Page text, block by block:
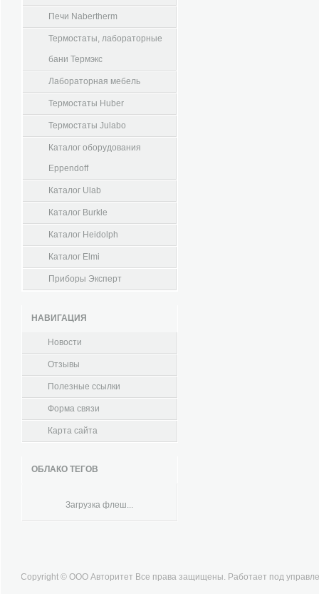
Печи Nabertherm
Термостаты, лабораторные
бани Термэкс
Лабораторная мебель
Термостаты Huber
Термостаты Julabo
Каталог оборудования
Eppendoff
Каталог Ulab
Каталог Burkle
Каталог Heidolph
Каталог Elmi
Приборы Эксперт
НАВИГАЦИЯ
Новости
Отзывы
Полезные ссылки
Форма связи
Карта сайта
ОБЛАКО ТЕГОВ
Загрузка флеш...
Copyright © ООО Авторитет Все права защищены. Работает под